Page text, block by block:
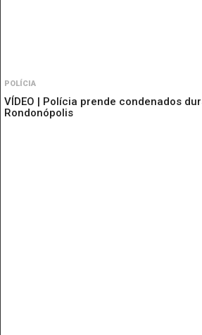
POLÍCIA
VÍDEO | Polícia prende condenados
Rondonópolis